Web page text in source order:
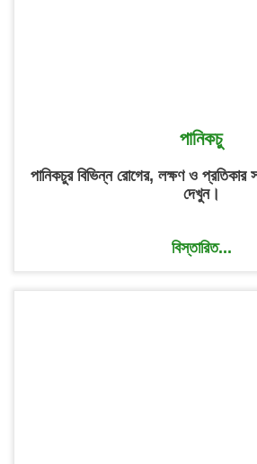
পানিকচু
পানিকচুর বিভিন্ন রোগের, লক্ষণ ও প্রতিকার
দেখুন।
বিস্তারিত...